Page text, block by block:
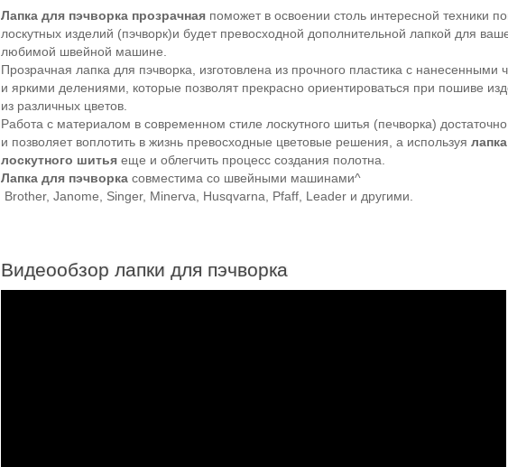
Лапка для пэчворка прозрачная поможет в освоении столь интересной техники
лоскутных изделий (пэчворк)и будет превосходной дополнительной лапкой для
любимой швейной машине.
Прозрачная лапка для пэчворка, изготовлена из прочного пластика с нанесенными
и яркими делениями, которые позволят прекрасно ориентироваться при пошиве
из различных цветов.
Работа с материалом в современном стиле лоскутного шитья (печворка)
и позволяет воплотить в жизнь превосходные цветовые решения, а используя
лоскутного шитья еще и облегчить процесс создания полотна.
Лапка для пэчворка совместима со швейными машинами^
Brother, Janome, Singer, Minerva, Husqvarna, Pfaff, Leader и другими.
Видеообзор лапки для пэчворка